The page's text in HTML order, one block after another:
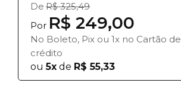
De R$ 325,49
Por R$ 249,00
No Boleto, Pix ou 1x no Cartão de
crédito
ou5x de R$ 55,33